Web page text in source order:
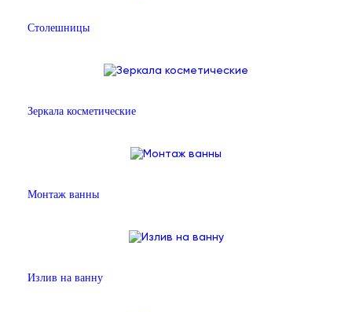
Столешницы
Зеркала косметические
Монтаж ванны
Излив на ванну